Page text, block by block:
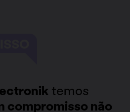
temos
compromisso não